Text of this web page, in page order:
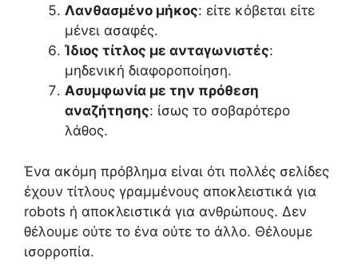
Λανθασμένο μήκος: είτε κόβεται είτε
μένει ασαφές.
Ίδιος τίτλος με ανταγωνιστές:
μηδενική διαφοροποίηση.
Ασυμφωνία με την πρόθεση
αναζήτησης: ίσως το σοβαρότερο
λάθος.
Ένα ακόμη πρόβλημα είναι ότι πολλές σελίδες
έχουν τίτλους γραμμένους αποκλειστικά για
robots ή αποκλειστικά για ανθρώπους. Δεν
θέλουμε ούτε το ένα ούτε το άλλο. Θέλουμε
ισορροπία.